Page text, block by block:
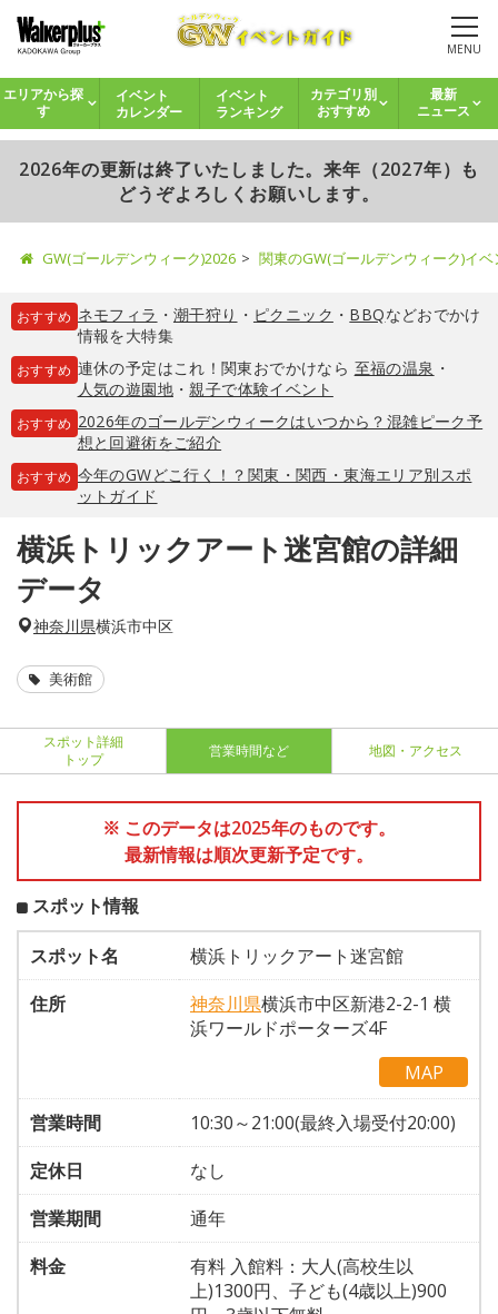
MENU
エリアから探
す
イベント
カレンダー
イベント
ランキング
カテゴリ別
おすすめ
最新
ニュース
2026年の更新は終了いたしました。来年（2027年）も
どうぞよろしくお願いします。
GW(ゴールデンウィーク)2026 関東のGW(ゴールデンウィーク)イ
おすすめ ネモフィラ ・ 潮干狩り ・ ピクニック ・ BBQなどおでかけ
情報を大特集
おすすめ 連休の予定はこれ！関東おでかけなら 至福の温泉 ・
人気の遊園地・親子で体験イベント
おすすめ 2026年のゴールデンウィークはいつから？混雑ピーク予
想と回避術をご紹介
おすすめ 今年のGWどこ行く！？関東・関西・東海エリア別スポ
ットガイド
横浜トリックアート迷宮館の詳細
データ
神奈川県横浜市中区
美術館
スポット詳細
トップ
営業時間など 地図・アクセス
※ このデータは2025年のものです。
最新情報は順次更新予定です。
スポット情報
スポット名
横浜トリックアート迷宮館
住所
神奈川県横浜市中区新港2-2-1 横
浜ワールドポーターズ4F
MAP
営業時間
10:30～21:00(最終入場受付20:00)
定休日
なし
営業期間
通年
料金
有料 入館料：大人(高校生以
上)1300円、子ども(4歳以上)900